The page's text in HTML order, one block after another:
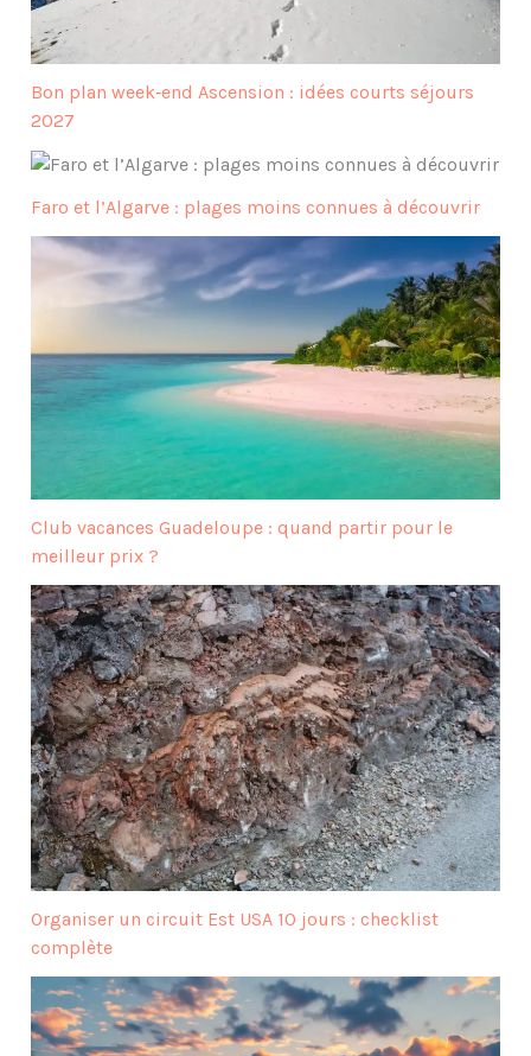
Bon plan week‑end Ascension : idées courts séjours
2027
Faro et l’Algarve : plages moins connues à découvrir
Club vacances Guadeloupe : quand partir pour le
meilleur prix ?
Organiser un circuit Est USA 10 jours : checklist
complète